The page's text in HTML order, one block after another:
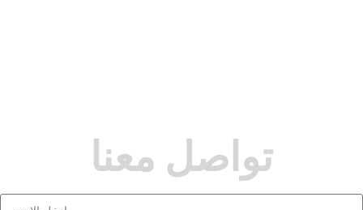
تواصل معنا